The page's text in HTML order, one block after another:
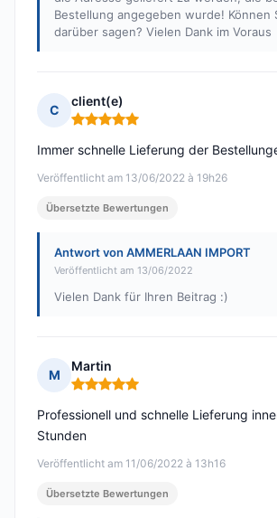
Bestellung angegeben wurde! Können
darüber sagen? Vielen Dank im Voraus
C
client(e)
Hinweis: 5 von 5
Veröffentlicht am 13/06/2022 à 19h26
Immer schnelle Lieferung der
Übersetzte Bewertungen
Antwort von AMMERLAAN IMPORT
Veröffentlicht am 13/06/2022
Vielen Dank für Ihren Beitrag :)
M
Martin
Hinweis: 5 von 5
Veröffentlicht am 11/06/2022 à 13h16
Professionell und schnelle Lieferung
Stunden
Übersetzte Bewertungen